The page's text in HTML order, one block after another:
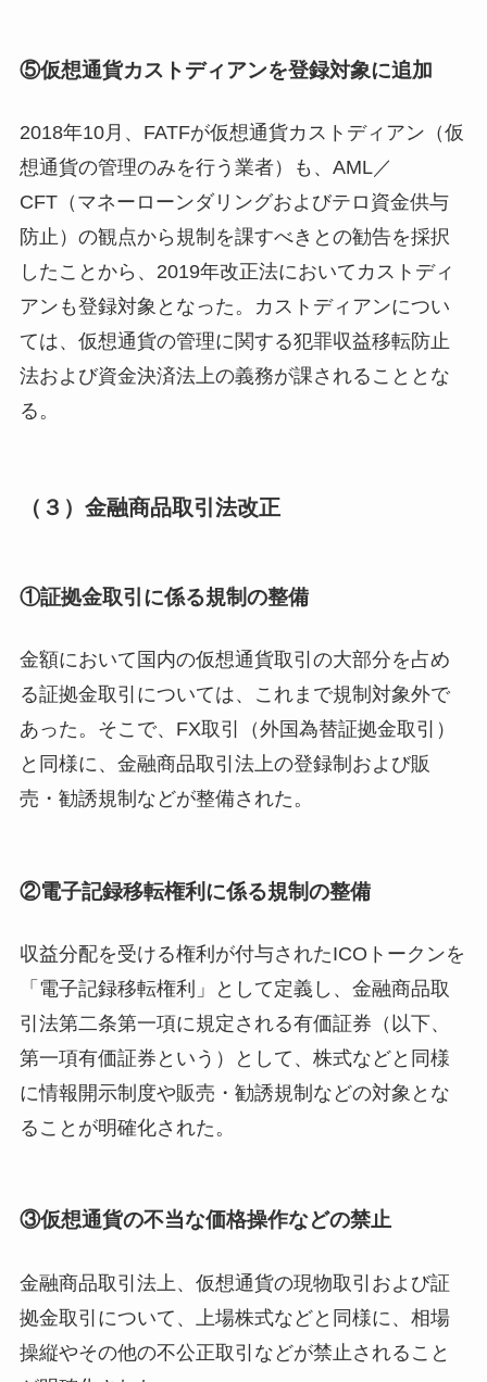
⑤仮想通貨カストディアンを登録対象に追加
2018年10月、FATFが仮想通貨カストディアン（仮
想通貨の管理のみを行う業者）も、AML／
CFT（マネーローンダリングおよびテロ資金供与
防止）の観点から規制を課すべきとの勧告を採択
したことから、2019年改正法においてカストディ
アンも登録対象となった。カストディアンについ
ては、仮想通貨の管理に関する犯罪収益移転防止
法および資金決済法上の義務が課されることとな
る。
（３）金融商品取引法改正
①証拠金取引に係る規制の整備
金額において国内の仮想通貨取引の大部分を占め
る証拠金取引については、これまで規制対象外で
あった。そこで、FX取引（外国為替証拠金取引）
と同様に、金融商品取引法上の登録制および販
売・勧誘規制などが整備された。
②電子記録移転権利に係る規制の整備
収益分配を受ける権利が付与されたICOトークンを
「電子記録移転権利」として定義し、金融商品取
引法第二条第一項に規定される有価証券（以下、
第一項有価証券という）として、株式などと同様
に情報開示制度や販売・勧誘規制などの対象とな
ることが明確化された。
③仮想通貨の不当な価格操作などの禁止
金融商品取引法上、仮想通貨の現物取引および証
拠金取引について、上場株式などと同様に、相場
操縦やその他の不公正取引などが禁止されること